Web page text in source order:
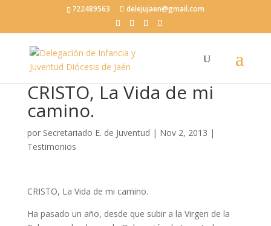
722489563 delejujaen@gmail.com
CRISTO, La Vida de mi
camino.
por Secretariado E. de Juventud | Nov 2, 2013 |
Testimonios
CRISTO, La Vida de mi camino.
Ha pasado un año, desde que subir a la Virgen de la